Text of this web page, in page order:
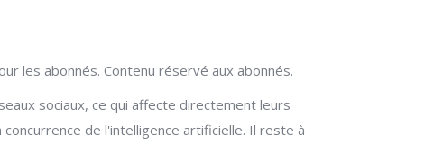
les abonnés. Contenu réservé aux abonnés.
sociaux, ce qui affecte directement leurs
de l'intelligence artificielle. Il reste à